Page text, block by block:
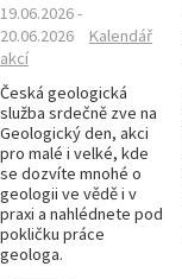
19.06.2026 -
20.06.2026
Kalendář
akcí
Česká geologická
služba srdečně zve na
Geologický den, akci
pro malé i velké, kde
se dozvíte mnohé o
geologii ve vědě i v
praxi a nahlédnete pod
pokličku práce
geologa.